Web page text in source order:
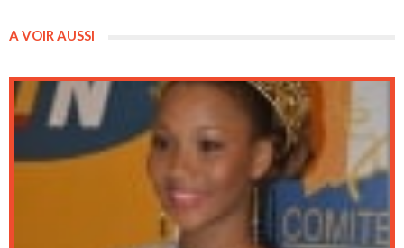
A VOIR AUSSI